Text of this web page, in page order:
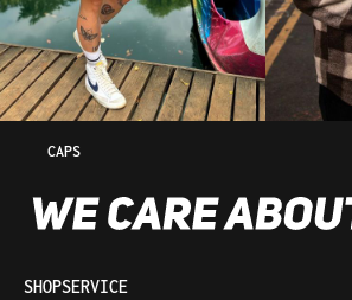
CAPS
SHOPSERVICE